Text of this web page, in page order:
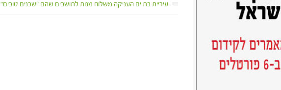
עיריית בת ים העניקה משלוח מנות לתושבים שהם "שכנים טובים"